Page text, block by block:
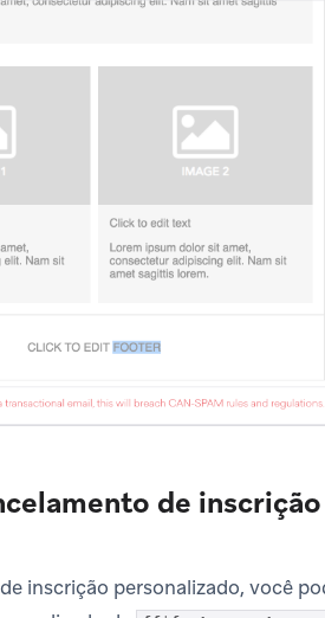
de
inscrição personalizado, você